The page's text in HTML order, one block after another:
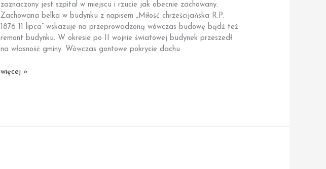
zaznaczony jest szpital w miejscu i rzucie jak obecnie zachowany.
Zachowana belka w budynku z napisem „Miłość chrześcijańska R.P.
1876 11 lipca” wskazuje na przeprowadzoną wówczas budowę bądź też
remont budynku. W okresie po II wojnie światowej budynek przeszedł
na własność gminy. Wówczas gontowe pokrycie dachu
Dębowiec
więcej »